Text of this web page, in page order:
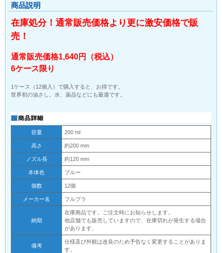
商品説明
在庫処分！通常販売価格より更に激安価格で販
売！
通常販売価格1,640円（税込）
6ケース限り
1ケース（12個入）で購入すると、お得です。
世界初の油さし。水、薬品などにも最適です。
容量 200 ml
高さ 約200 mm
ノズル長 約120 mm
本体色 ブルー
個数 12個
メーカー名 フルプラ
納期
在庫商品です。ご注文時にお知らせします。
他店舗でも販売していますので、在庫切れが発生する場合
があります。
備考
仕様及び外観は改良のため予告なく変更することがありま
す。